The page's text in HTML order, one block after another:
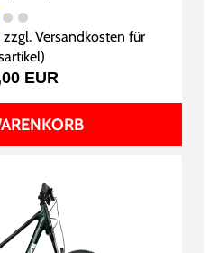
zzgl. Versandkosten für
)
EUR